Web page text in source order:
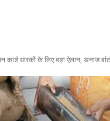
कार्ड धारकों के लिए बड़ा ऐलान, अनाज